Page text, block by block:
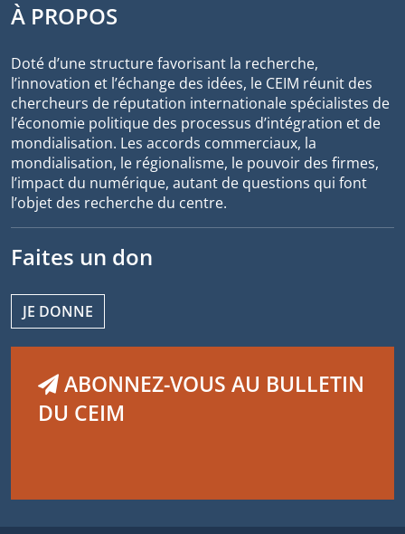
À PROPOS
Doté d’une structure favorisant la recherche,
l’innovation et l’échange des idées, le CEIM réunit des
chercheurs de réputation internationale spécialistes de
l’économie politique des processus d’intégration et de
mondialisation. Les accords commerciaux, la
mondialisation, le régionalisme, le pouvoir des firmes,
l’impact du numérique, autant de questions qui font
l’objet des recherche du centre.
Faites un don
JE DONNE
ABONNEZ-VOUS AU BULLETIN
DU CEIM